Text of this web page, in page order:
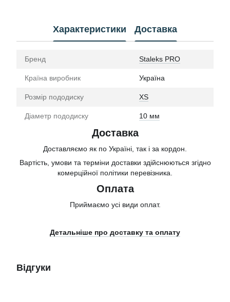
Характеристики Доставка
Бренд Staleks PRO
Країна виробник Україна
Розмір пододиску XS
Діаметр пододиску 10 мм
Доставка
Доставляємо як по Україні, так і за кордон.
Вартість, умови та терміни доставки здійснюються згідно
комерційної політики перевізника.
Оплата
Приймаємо усі види оплат.
Детальніше про доставку та оплату
Відгуки